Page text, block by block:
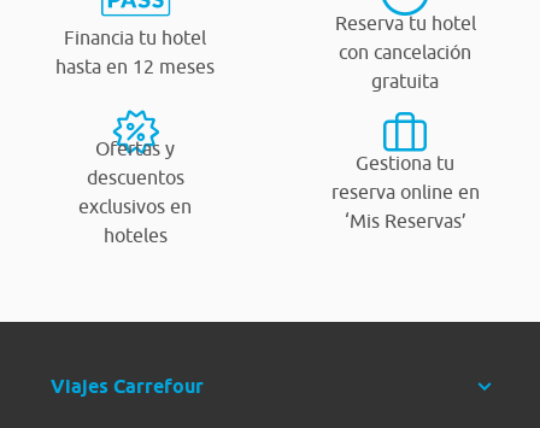
Financia tu hotel
hasta en 12 meses
Reserva tu hotel
con cancelación
gratuita
Ofertas y
descuentos
exclusivos en
hoteles
Gestiona tu
reserva online en
‘Mis Reservas’
Viajes Carrefour